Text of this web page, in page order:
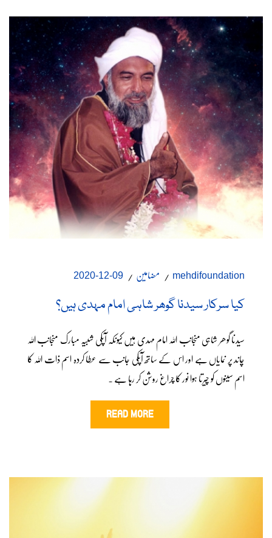
mehdifoundation مضامین 09-12-2020
کیا سرکار سیدنا گوھر شاہی امام مہدی ہیں؟
سیدنا گوھر شاہی منجانب اللہ امام مہدی ہیں کیونکہ آپکی شبیہ مبارک منجانب اللہ
چاند پر نمایاں ہے اور اس کے ساتھ آپکی جانب سے عطا کردہ اسم ذات اللہ کا
اسم سینوں کو چیرتا ہوا نور کا چراغ روشن کر رہا ہے ۔
READ MORE